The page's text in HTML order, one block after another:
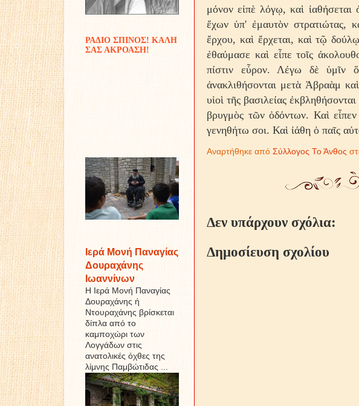
μόνον εἰπὲ λόγῳ, καὶ
ἔχων ὑπ' ἐμαυτὸν στρατιώτας,
ἔρχου, καὶ ἔρχεται, καὶ τῷ
ἐθαύμασε καὶ εἶπε τοῖς
πίστιν εὗρον. Λέγω δὲ ὑμῖν
ἀνακλιθήσονται μετὰ Ἀβραὰμ
υἱοὶ τῆς βασιλείας
βρυγμὸς τῶν ὀδόντων. Καὶ
γενηθήτω σοι. Καὶ ἰάθη ὁ παῖς
Αναρτήθηκε από Σύλλογος Το Άνθος
Δεν υπάρχουν σχόλια:
Δημοσίευση σχολίου
ΡΑΔΙΟ ΣΠΙΝΟΣ! ΚΑΛΗ
ΣΑΣ ΑΚΡΟΑΣΗ!
Ιερά Μονή Παναγίας
Δουραχάνης
Ιωαννίνων
Η Ιερά Μονή Παναγίας
Δουραχάνης ή
Ντουραχάνης βρίσκεται
δίπλα από το
καμποχώρι των
Λογγάδων στις
ανατολικές όχθες της
λίμνης Παμβώτιδας ...